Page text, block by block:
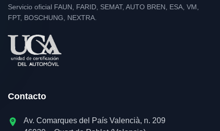
Servicio oficial FAUN, FARID, SEMAT, AUTO BREN, ESA, VM,
FPT, BOSCHUNG, NEXTRA.
Contacto
Av. Comarques del País Valencià, n. 209